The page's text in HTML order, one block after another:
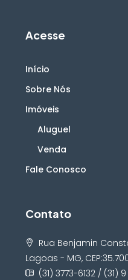
Acesse
Início
Sobre Nós
Imóveis
Aluguel
Venda
Fale Conosco
Contato
Rua Benjamin
Lagoas - MG,
(31) 3773-6132 / (31)